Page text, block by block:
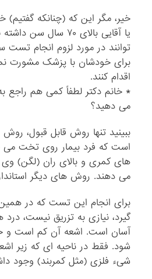
یا آقایی بالای ۷۰ سال
توانند در مورد لزوم انجام
برای خودشان با پزشک مشورت
اقدام کنند.
* خانم دکتر لطفاً کمی هم
می دهید؟
است که فرد بیمار روی تخت
های کمری و بالای ران (لگن) وی
می دهند. روش های دیگر
برای انجام این تست که در
گیرد، نیازی به تزریق نیست،
آسان است. اشعه آن کم است و
شود. فقط در ناحیه ای که زیر
شیء فلزی (مثل کمربند) وجود